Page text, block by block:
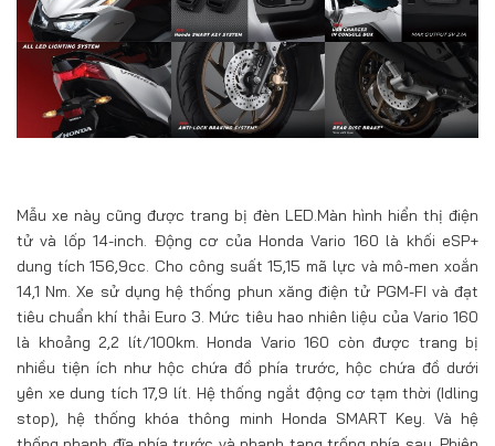
Mẫu xe này cũng được trang bị đèn LED.Màn hình hiển thị điện
tử và lốp 14-inch. Động cơ của Honda Vario 160 là khối eSP+
dung tích 156,9cc. Cho công suất 15,15 mã lực và mô-men xoắn
14,1 Nm. Xe sử dụng hệ thống phun xăng điện tử PGM-FI và đạt
tiêu chuẩn khí thải Euro 3. Mức tiêu hao nhiên liệu của Vario 160
là khoảng 2,2 lít/100km. Honda Vario 160 còn được trang bị
nhiều tiện ích như hộc chứa đồ phía trước, hộc chứa đồ dưới
yên xe dung tích 17,9 lít. Hệ thống ngắt động cơ tạm thời (Idling
stop), hệ thống khóa thông minh Honda SMART Key. Và hệ